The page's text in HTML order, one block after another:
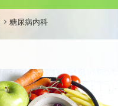
糖尿病内科